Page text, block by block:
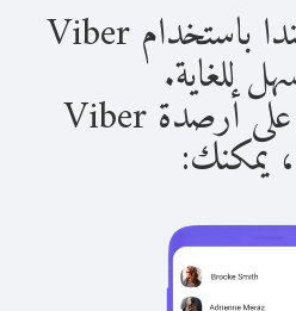
الاتصال على بولندا باستخدام Viber
بمجرد حصولك على أرصدة Viber